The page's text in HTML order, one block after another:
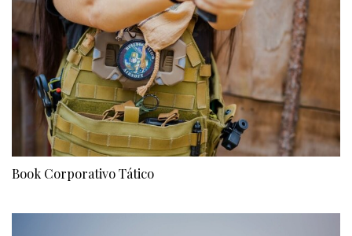
Book Corporativo Tático